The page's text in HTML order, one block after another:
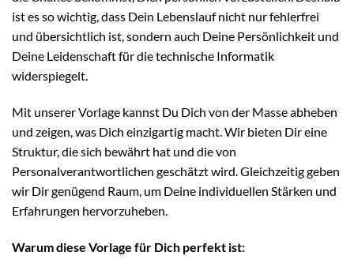
ist es so wichtig, dass Dein Lebenslauf nicht nur fehlerfrei
und übersichtlich ist, sondern auch Deine Persönlichkeit und
Deine Leidenschaft für die technische Informatik
widerspiegelt.
Mit unserer Vorlage kannst Du Dich von der Masse abheben
und zeigen, was Dich einzigartig macht. Wir bieten Dir eine
Struktur, die sich bewährt hat und die von
Personalverantwortlichen geschätzt wird. Gleichzeitig geben
wir Dir genügend Raum, um Deine individuellen Stärken und
Erfahrungen hervorzuheben.
Warum diese Vorlage für Dich perfekt ist: